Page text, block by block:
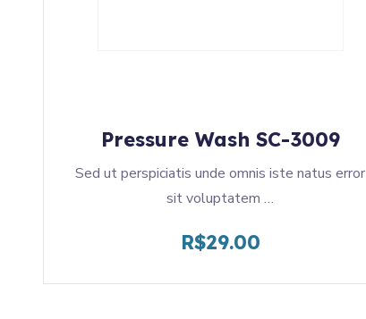
Pressure Wash SC-3009
Sed ut perspiciatis unde omnis iste natus error
sit voluptatem …
R$29.00